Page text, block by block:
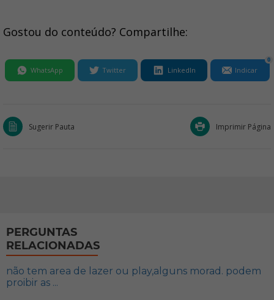
Gostou do conteúdo? Compartilhe:
WhatsApp Twitter LinkedIn Indicar
0
Sugerir Pauta Imprimir Página
PERGUNTAS
RELACIONADAS
não tem area de lazer ou play,alguns morad. podem
proibir as ...